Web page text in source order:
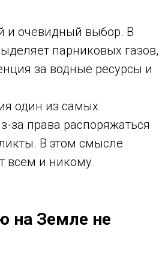
и очевидный выбор. В
парниковых газов,
за водные ресурсы и
один из самых
за права распоряжаться
В этом смысле
всем и никому
на Земле не